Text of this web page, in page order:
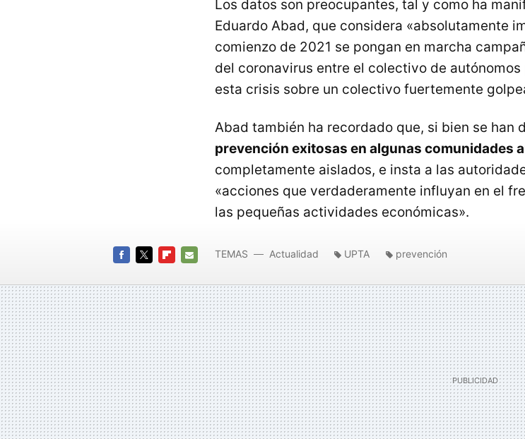
Los datos son preocupantes, tal y como ha
Eduardo Abad, que considera «absolutamente
comienzo de 2021 se pongan en marcha
del coronavirus entre el colectivo de
esta crisis sobre un colectivo fuertemente
Abad también ha recordado que, si bien se han
prevención exitosas en algunas comunidades
completamente aislados, e insta a las
«acciones que verdaderamente influyan en el
las pequeñas actividades económicas».
MAIL
TEMAS Actualidad UPTA prevención